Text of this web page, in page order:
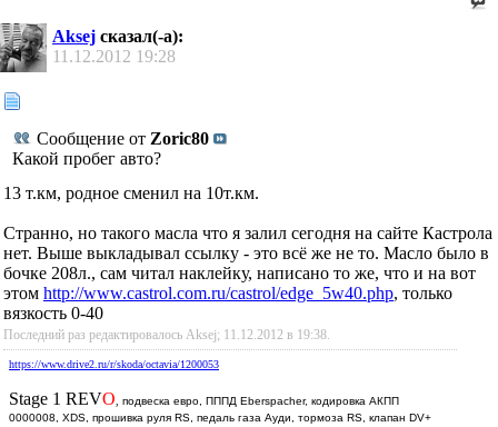
Aksej сказал(-а):
11.12.2012 19:28
Сообщение от Zoric80
Какой пробег авто?
13 т.км, родное сменил на 10т.км.
Странно, но такого масла что я залил сегодня на сайте Кастрола
нет. Выше выкладывал ссылку - это всё же не то. Масло было в
бочке 208л., сам читал наклейку, написано то же, что и на вот
этом http://www.castrol.com.ru/castrol/edge_5w40.php, только
вязкость 0-40
Последний раз редактировалось Aksej; 11.12.2012 в 19:38.
https://www.drive2.ru/r/skoda/octavia/1200053
Stage 1 REVO
подвеска евро, ПППД Eberspacher, кодировка АКПП
0000008, XDS, прошивка руля RS, педаль газа Ауди, тормоза RS, клапан DV+